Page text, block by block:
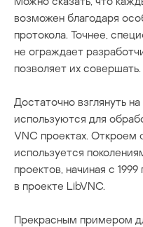
возможен благодаря
протокола. Точнее,
не ограждает
позволяет их совершать.
Достаточно взглянуть
используются для
VNC проектах. Откроем
используется
проектов, начиная с
в проекте LibVNC.
Прекрасным примером